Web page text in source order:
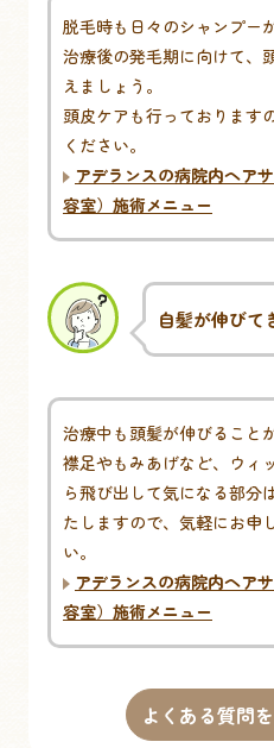
脱毛時も日々のシャンプー
治療後の発毛期に向けて、
えましょう。
頭皮ケアも行っております
ください。
アデランスの病院内ヘア
容室）施術メニュー
自髪が伸びて
治療中も頭髪が伸びること
襟足やもみあげなど、ウィ
ら飛び出して気になる部分
たしますので、気軽にお申
い。
アデランスの病院内ヘア
容室）施術メニュー
よくある質問